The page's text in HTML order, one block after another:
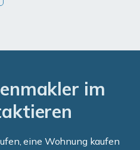
im
eine Wohnung kaufen